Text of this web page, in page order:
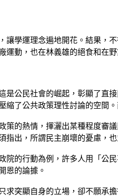
學運理念遍地開花。結果，
動，也在林義雄的絕食和在
公民社會的崛起，彰顯了直
了公共政策理性討論的空間
策的熱情，揮灑出某種程度審
出，所謂民主崩壞的憂慮，
的行動為例，許多人用「公
恩的論據。
突顯自身的立場，卻不願承